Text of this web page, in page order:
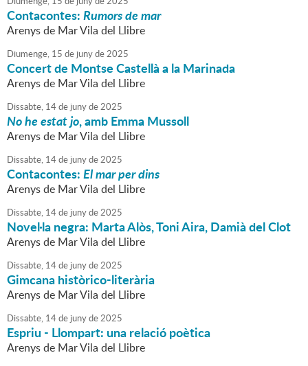
Contacontes:Rumors de mar
Arenys de Mar Vila del Llibre
Diumenge, 15 de junyde2025
Concert de Montse Castellà a la Marinada
Arenys de Mar Vila del Llibre
Dissabte, 14de junyde2025
No he estat jo, amb Emma Mussoll
Arenys de Mar Vila del Llibre
Dissabte, 14de junyde2025
Contacontes:El mar per dins
Arenys de Mar Vila del Llibre
Dissabte, 14de junyde2025
Novel·la negra: Marta Alòs, Toni Aira, Damià del Clot
Arenys de Mar Vila del Llibre
Dissabte, 14de junyde2025
Gimcana històrico-literària
Arenys de Mar Vila del Llibre
Dissabte, 14de junyde2025
Espriu - Llompart: una relació poètica
Arenys de Mar Vila del Llibre